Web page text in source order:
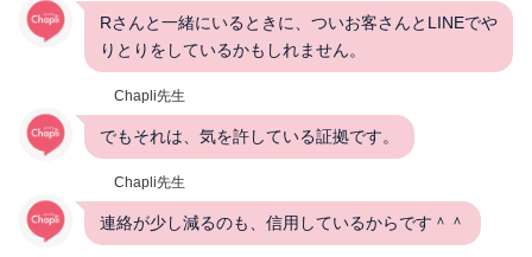
Rさんと一緒にいるときに、ついお客さんとLINEでや
りとりをしているかもしれません。
Chapli先生
でもそれは、気を許している証拠です。
Chapli先生
連絡が少し減るのも、信用しているからです＾＾